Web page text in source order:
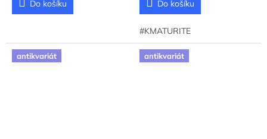
Do košíku Do košíku
#KMATURITE
antikvariát antikvariát